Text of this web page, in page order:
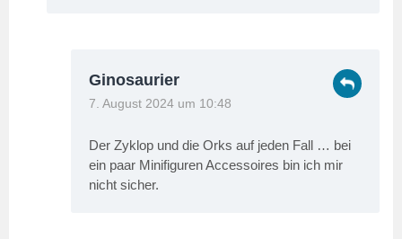
Ginosaurier
7. August 2024 um 10:48
Der Zyklop und die Orks auf jeden Fall … bei
ein paar Minifiguren Accessoires bin ich mir
nicht sicher.